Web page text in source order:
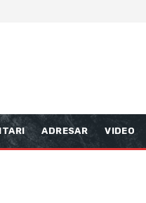
ADRESAR VIDEO